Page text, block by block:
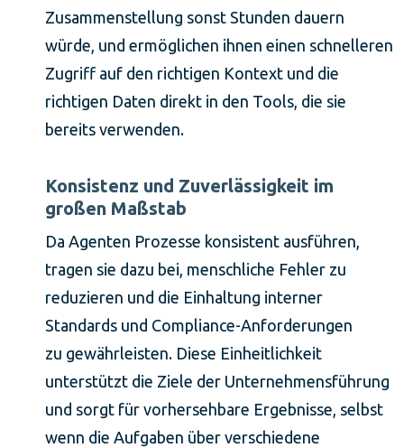
Zusammenstellung sonst Stunden dauern
würde, und ermöglichen ihnen einen schnelleren
Zugriff auf den richtigen Kontext und die
richtigen Daten direkt in den Tools, die sie
bereits verwenden.
Konsistenz und Zuverlässigkeit im
großen Maßstab
Da Agenten Prozesse konsistent ausführen,
tragen sie dazu bei, menschliche Fehler zu
reduzieren und die Einhaltung interner
Standards und Compliance-Anforderungen
zu gewährleisten. Diese Einheitlichkeit
unterstützt die Ziele der Unternehmensführung
und sorgt für vorhersehbare Ergebnisse, selbst
wenn die Aufgaben über verschiedene